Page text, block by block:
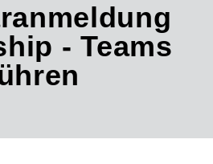
- Teams